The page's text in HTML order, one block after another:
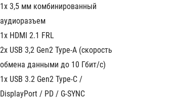
1x 3,5 мм комбинированный
аудиоразъем
1x HDMI 2.1 FRL
2x USB 3,2 Gen2 Type-A (скорость
обмена данными до 10 Гбит/с)
1x USB 3.2 Gen2 Type-C /
DisplayPort / PD / G-SYNC